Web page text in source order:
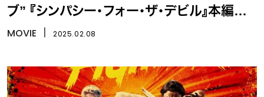
ブ” 『シンパシー・フォー・ザ・デビル』本編映
像
MOVIE 2025.02.08